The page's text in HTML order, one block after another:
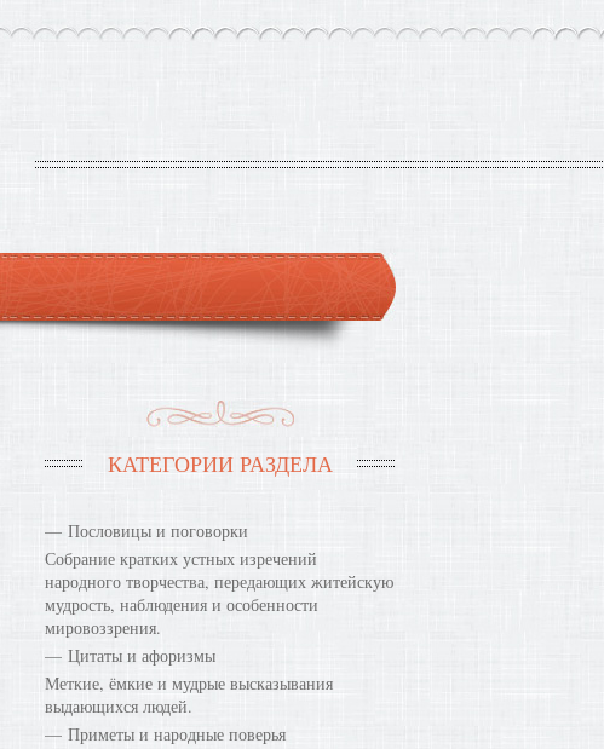
КАТЕГОРИИ РАЗДЕЛА
Пословицы и поговорки
Собрание кратких устных изречений
народного творчества, передающих житейскую
мудрость, наблюдения и особенности
мировоззрения.
Цитаты и афоризмы
Меткие, ёмкие и мудрые высказывания
выдающихся людей.
Приметы и народные поверья